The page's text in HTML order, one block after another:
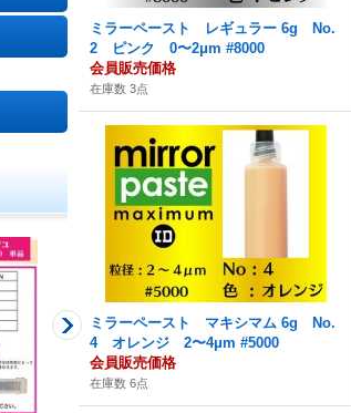
ミラーペースト レギュラー 6g No.
2 ピンク 0〜2μm #8000
会員販売価格
在庫数 3点
ミラーペースト マキシマム 6g No.
4 オレンジ 2〜4μm #5000
会員販売価格
在庫数 6点